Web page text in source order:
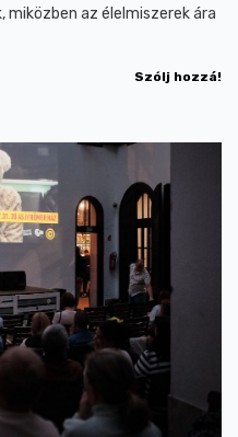
az élelmiszerek ára
Szólj hozzá!